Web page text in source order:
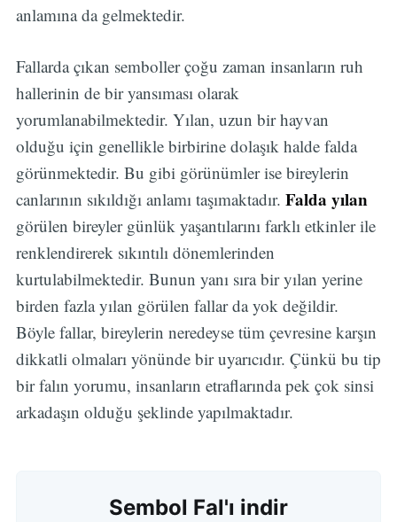
anlamına da gelmektedir.
Fallarda çıkan semboller çoğu zaman insanların ruh
hallerinin de bir yansıması olarak
yorumlanabilmektedir. Yılan, uzun bir hayvan
olduğu için genellikle birbirine dolaşık halde falda
görünmektedir. Bu gibi görünümler ise bireylerin
canlarının sıkıldığı anlamı taşımaktadır. Falda yılan
görülen bireyler günlük yaşantılarını farklı etkinler ile
renklendirerek sıkıntılı dönemlerinden
kurtulabilmektedir. Bunun yanı sıra bir yılan yerine
birden fazla yılan görülen fallar da yok değildir.
Böyle fallar, bireylerin neredeyse tüm çevresine karşın
dikkatli olmaları yönünde bir uyarıcıdır. Çünkü bu tip
bir falın yorumu, insanların etraflarında pek çok sinsi
arkadaşın olduğu şeklinde yapılmaktadır.
Sembol Fal'ı indir